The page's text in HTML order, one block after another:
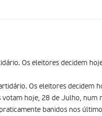
Os eleitores decidem
Os eleitores decidem
votam hoje, 28 de Julho, num
banidos nos